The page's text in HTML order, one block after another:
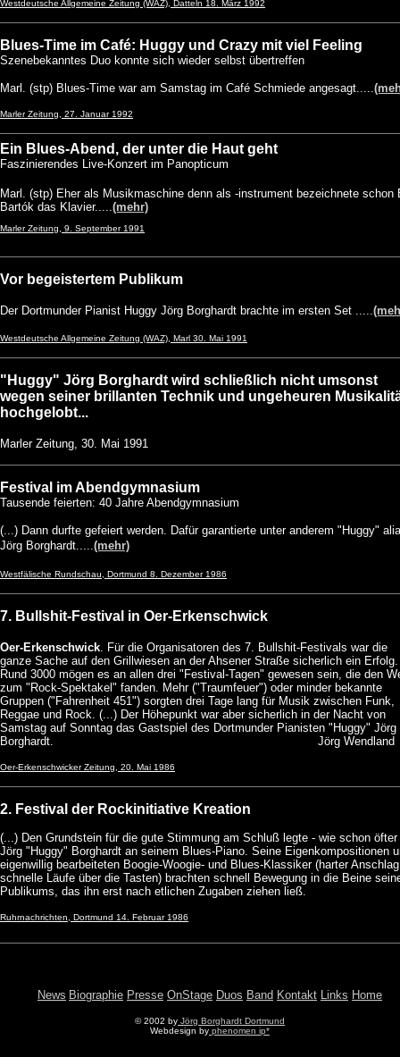
Westdeutsche Allgemeine Zeitung (WAZ), Datteln 18. März 1992
Blues-Time im Café: Huggy und Crazy mit viel Feeling
Szenebekanntes Duo konnte sich wieder selbst übertreffen
Marl. (stp) Blues-Time war am Samstag im Café Schmiede angesagt.....
Marler Zeitung, 27. Januar 1992
Ein Blues-Abend, der unter die Haut geht
Faszinierendes Live-Konzert im Panopticum
Marl. (stp) Eher als Musikmaschine denn als -instrument bezeichnete schon
Bartók das Klavier.....(mehr)
Marler Zeitung, 9. September 1991
Vor begeistertem Publikum
Der Dortmunder Pianist Huggy Jörg Borghardt brachte im ersten Set .....
Westdeutsche Allgemeine Zeitung (WAZ), Marl 30. Mai 1991
"Huggy" Jörg Borghardt wird schließlich nicht umsonst
wegen seiner brillanten Technik und ungeheuren
hochgelobt...
Marler Zeitung, 30. Mai 1991
Festival im Abendgymnasium
Tausende feierten: 40 Jahre Abendgymnasium
(...) Dann durfte gefeiert werden. Dafür garantierte unter anderem "Huggy"
Jörg Borghardt.....(mehr)
Westfälische Rundschau, Dortmund 8. Dezember 1986
7. Bullshit-Festival in Oer-Erkenschwick
Oer-Erkenschwick. Für die Organisatoren des 7. Bullshit-Festivals war die
ganze Sache auf den Grillwiesen an der Ahsener Straße sicherlich ein Erfolg.
Rund 3000 mögen es an allen drei "Festival-Tagen" gewesen sein, die den
zum "Rock-Spektakel" fanden. Mehr ("Traumfeuer") oder minder bekannte
Gruppen ("Fahrenheit 451") sorgten drei Tage lang für Musik zwischen Funk,
Reggae und Rock. (...) Der Höhepunkt war aber sicherlich in der Nacht von
Samstag auf Sonntag das Gastspiel des Dortmunder Pianisten "Huggy" Jörg
Borghardt. Jörg Wendland
Oer-Erkenschwicker Zeitung, 20. Mai 1986
2. Festival der Rockinitiative Kreation
(...) Den Grundstein für die gute Stimmung am Schluß legte - wie schon öfter
Jörg "Huggy" Borghardt an seinem Blues-Piano. Seine Eigenkompositionen
eigenwillig bearbeiteten Boogie-Woogie- und Blues-Klassiker (harter
schnelle Läufe über die Tasten) brachten schnell Bewegung in die Beine
Publikums, das ihn erst nach etlichen Zugaben ziehen ließ.
Ruhrnachrichten, Dortmund 14. Februar 1986
News Biographie Presse OnStage Duos Band Kontakt Links Home
© 2002 by Jörg Borghardt Dortmund
Webdesign by phenomen ip*